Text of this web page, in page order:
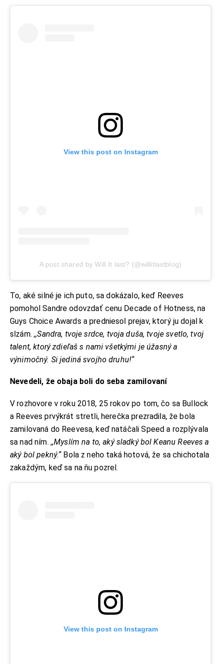
View this post on Instagram
A post shared by Will It last? (@willitlastblog)
To, aké silné je ich puto, sa dokázalo, keď Reeves
pomohol Sandre odovzdať cenu Decade of Hotness, na
Guys Choice Awards a predniesol prejav, ktorý ju dojal k
slzám.,,Sandra, tvoje srdce, tvoja duša, tvoje svetlo, tvoj
talent, ktorý zdieľaš s nami všetkými je úžasný a
výnimočný. Si jediná svojho druhu!“
Nevedeli, že obaja boli do seba zamilovaní
V rozhovore v roku 2018, 25 rokov po tom, čo sa Bullock
a Reeves prvýkrát stretli, herečka prezradila, že bola
zamilovaná do Reevesa, keď natáčali Speed ​​a rozplývala
sa nad ním. ,,Myslím na to, aký sladký bol Keanu Reeves a
aký bol pekný.“ Bola z neho taká hotová, že sa chichotala
zakaždým, keď sa na ňu pozrel.
View this post on Instagram